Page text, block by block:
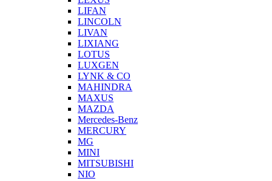
LIFAN
LINCOLN
LIVAN
LIXIANG
LOTUS
LUXGEN
LYNK & CO
MAHINDRA
MAXUS
MAZDA
Mercedes-Benz
MERCURY
MG
MINI
MITSUBISHI
NIO